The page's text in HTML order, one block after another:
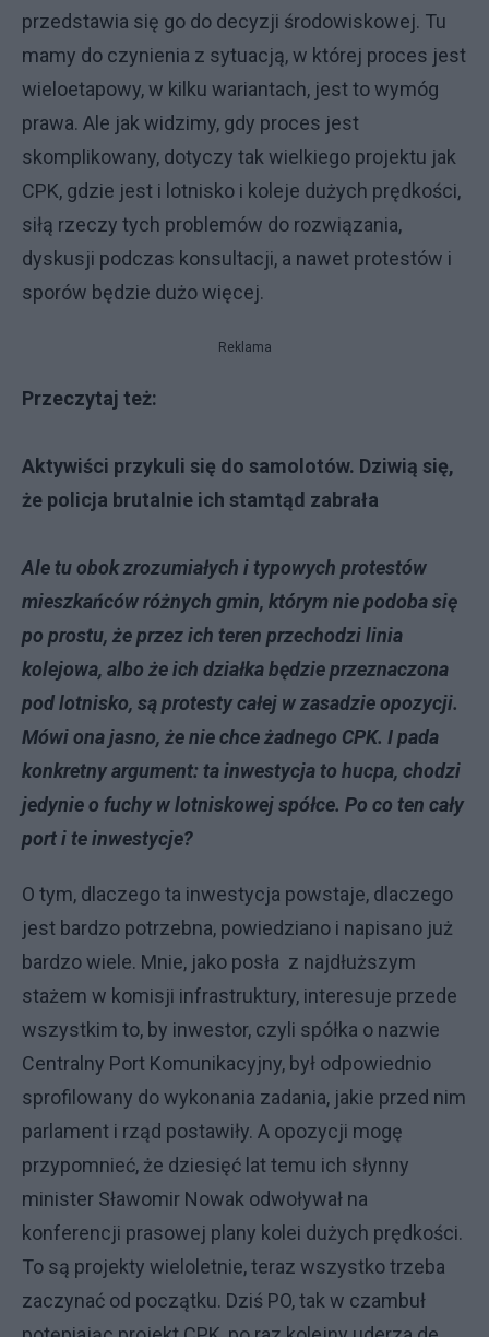
przedstawia się go do decyzji środowiskowej. Tu
mamy do czynienia z sytuacją, w której proces jest
wieloetapowy, w kilku wariantach, jest to wymóg
prawa. Ale jak widzimy, gdy proces jest
skomplikowany, dotyczy tak wielkiego projektu jak
CPK, gdzie jest i lotnisko i koleje dużych prędkości,
siłą rzeczy tych problemów do rozwiązania,
dyskusji podczas konsultacji, a nawet protestów i
sporów będzie dużo więcej.
Reklama
Przeczytaj też:
Aktywiści przykuli się do samolotów. Dziwią się,
że policja brutalnie ich stamtąd zabrała
Ale tu obok zrozumiałych i typowych protestów
mieszkańców różnych gmin, którym nie podoba się
po prostu, że przez ich teren przechodzi linia
kolejowa, albo że ich działka będzie przeznaczona
pod lotnisko, są protesty całej w zasadzie opozycji.
Mówi ona jasno, że nie chce żadnego CPK. I pada
konkretny argument: ta inwestycja to hucpa, chodzi
jedynie o fuchy w lotniskowej spółce. Po co ten cały
port i te inwestycje?
O tym, dlaczego ta inwestycja powstaje, dlaczego
jest bardzo potrzebna, powiedziano i napisano już
bardzo wiele. Mnie, jako posła z najdłuższym
stażem w komisji infrastruktury, interesuje przede
wszystkim to, by inwestor, czyli spółka o nazwie
Centralny Port Komunikacyjny, był odpowiednio
sprofilowany do wykonania zadania, jakie przed nim
parlament i rząd postawiły. A opozycji mogę
przypomnieć, że dziesięć lat temu ich słynny
minister Sławomir Nowak odwoływał na
konferencji prasowej plany kolei dużych prędkości.
To są projekty wieloletnie, teraz wszystko trzeba
zaczynać od początku. Dziś PO, tak w czambuł